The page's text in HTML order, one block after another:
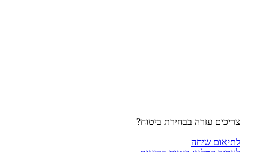
צריכים עזרה בבחירת ביטוח?
לתיאום שיחה